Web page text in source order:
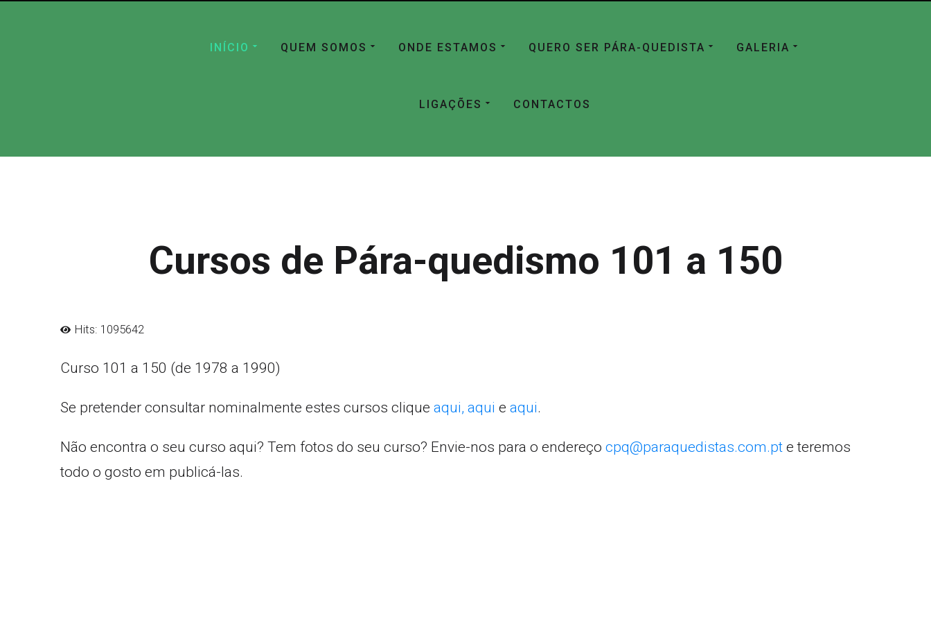
INÍCIO QUEM SOMOS ONDE ESTAMOS QUERO SER PÁRA-QUEDISTA GALERIA
LIGAÇÕES CONTACTOS
Cursos de Pára-quedismo 101 a 150
Hits: 1095642
Curso 101 a 150 (de 1978 a 1990)
Se pretender consultar nominalmente estes cursos clique aqui, aqui e aqui.
Não encontra o seu curso aqui? Tem fotos do seu curso? Envie-nos para o endereço cpq@paraquedistas.com.pt e teremos
todo o gosto em publicá-las.